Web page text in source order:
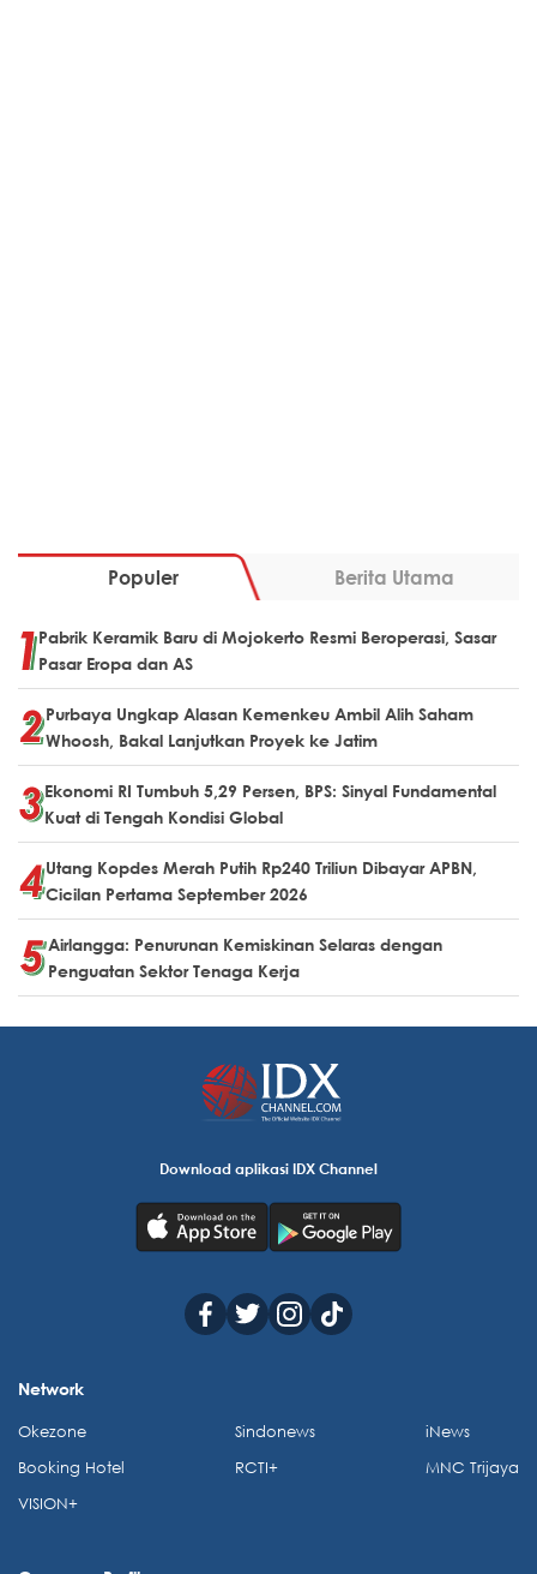
Populer Berita Utama
Pabrik Keramik Baru di Mojokerto Resmi Beroperasi, Sasar
Pasar Eropa dan AS
Purbaya Ungkap Alasan Kemenkeu Ambil Alih Saham
Whoosh, Bakal Lanjutkan Proyek ke Jatim
Ekonomi RI Tumbuh 5,29 Persen, BPS: Sinyal Fundamental
Kuat di Tengah Kondisi Global
Utang Kopdes Merah Putih Rp240 Triliun Dibayar APBN,
Cicilan Pertama September 2026
Airlangga: Penurunan Kemiskinan Selaras dengan
Penguatan Sektor Tenaga Kerja
Download aplikasi IDX Channel
Network
Okezone
Booking Hotel
VISION+
Sindonews
RCTI+
iNews
MNC Trijaya